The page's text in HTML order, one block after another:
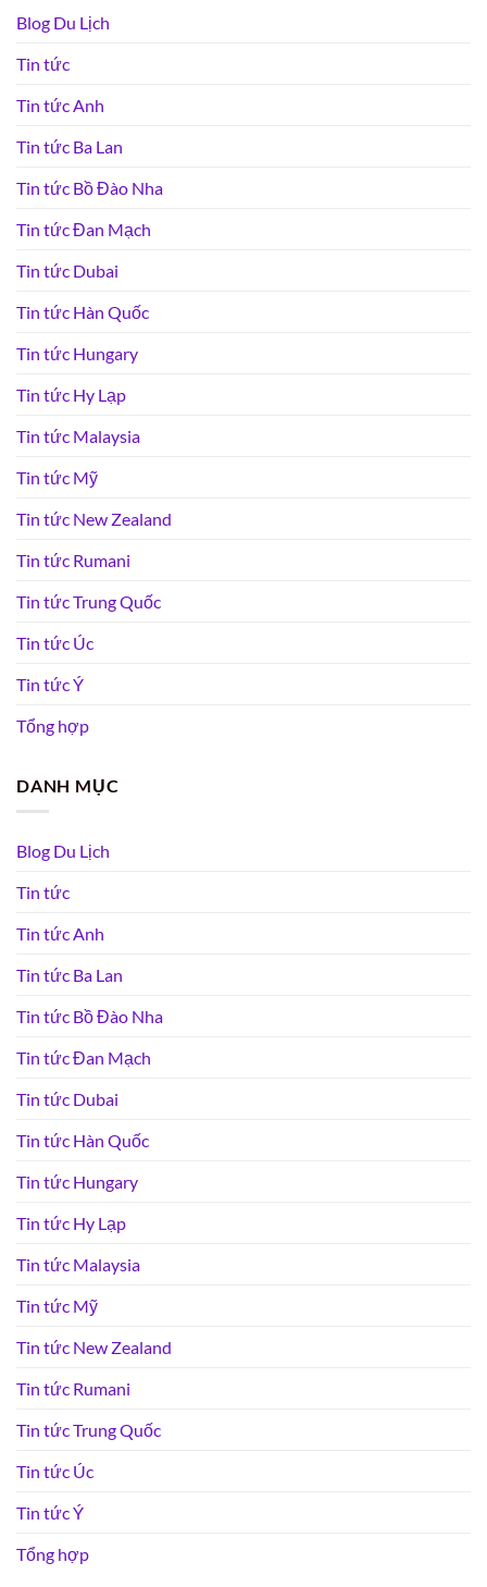
Blog Du Lịch
Tin tức
Tin tức Anh
Tin tức Ba Lan
Tin tức Bồ Đào Nha
Tin tức Đan Mạch
Tin tức Dubai
Tin tức Hàn Quốc
Tin tức Hungary
Tin tức Hy Lạp
Tin tức Malaysia
Tin tức Mỹ
Tin tức New Zealand
Tin tức Rumani
Tin tức Trung Quốc
Tin tức Úc
Tin tức Ý
Tổng hợp
DANH MỤC
Blog Du Lịch
Tin tức
Tin tức Anh
Tin tức Ba Lan
Tin tức Bồ Đào Nha
Tin tức Đan Mạch
Tin tức Dubai
Tin tức Hàn Quốc
Tin tức Hungary
Tin tức Hy Lạp
Tin tức Malaysia
Tin tức Mỹ
Tin tức New Zealand
Tin tức Rumani
Tin tức Trung Quốc
Tin tức Úc
Tin tức Ý
Tổng hợp